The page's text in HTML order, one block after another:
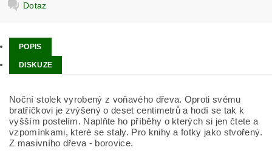
Dotaz
POPIS
DISKUZE
Noční stolek vyrobený z voňavého dřeva. Oproti svému
bratříčkovi je zvýšený o deset centimetrů a hodí se tak k
vyšším postelím. Naplňte ho příběhy o kterých si jen čtete a
vzpomínkami, které se staly. Pro knihy a fotky jako stvořený.
Z masivního dřeva - borovice.